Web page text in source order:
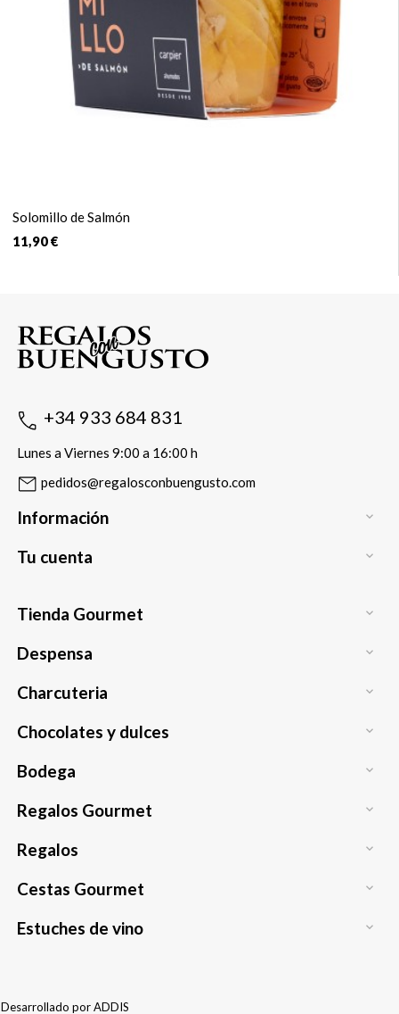
Solomillo de Salmón
11,90 €
+34 933 684 831
Lunes a Viernes 9:00 a 16:00 h
pedidos@regalosconbuengusto.com
Información 
Tu cuenta 
Tienda Gourmet 
Despensa 
Charcuteria 
Chocolates y dulces 
Bodega 
Regalos Gourmet 
Regalos 
Cestas Gourmet 
Estuches de vino 
Desarrollado porADDIS